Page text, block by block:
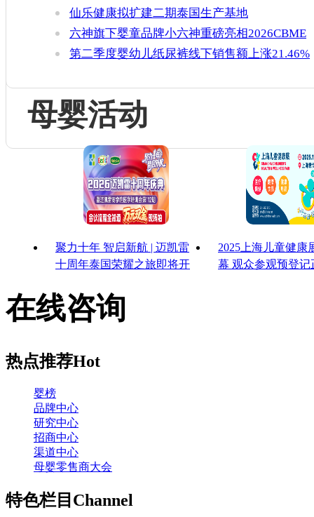
仙乐健康拟扩建二期泰国生产基地
六神旗下婴童品牌小六神重磅亮相2026CBME
第二季度婴幼儿纸尿裤线下销售额上涨21.46%
母婴活动
聚力十年 智启新航 | 迈凯雷
十周年泰国荣耀之旅即将开
2025上海儿童健康
幕 观众参观预登记
在线咨询
热点推荐Hot
婴榜
品牌中心
研究中心
招商中心
渠道中心
母婴零售商大会
特色栏目 Channel